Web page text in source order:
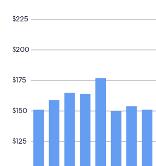
$125
$150
$175
$200
$225